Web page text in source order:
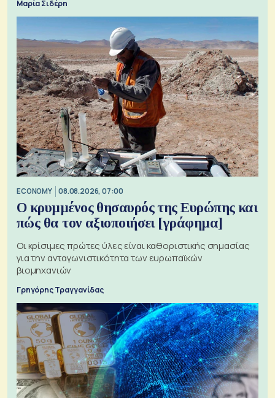
Μαρία Σιδέρη
ECONOMY 08.08.2026, 07:00
Ο κρυμμένος θησαυρός της Ευρώπης και
πώς θα τον αξιοποιήσει [γράφημα]
Οι κρίσιμες πρώτες ύλες είναι καθοριστικής σημασίας
για την ανταγωνιστικότητα των ευρωπαϊκών
βιομηχανιών
Γρηγόρης Τραγγανίδας